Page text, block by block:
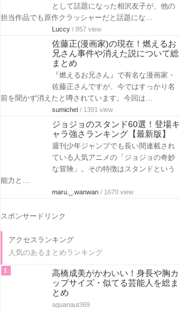
として話題になった相沢友子が、他の
担当作品でも原作クラッシャーだと話題にな…
Luccy / 857 view
佐藤正(漫画家)の現在！燃えるお
兄さん事件や消えた説について総
まとめ
『燃えるお兄さん』で有名な漫画家・
佐藤正さんですが、今ではすっかり名
前を聞かず消えたと噂されています。今回は…
sumichel / 1391 view
ジョジョのスタンド60選！登場キ
ャラ強さランキング【最新版】
週刊少年ジャンプでも長い間連載され
ている人気アニメの「ジョジョの奇妙
な冒険」。その特徴はスタンドという
能力と…
maru._.wanwan / 1670 view
スポンサードリンク
アクセスランキング
人気のあるまとめランキング
1
高橋成美がかわいい！身長や胸カ
ップサイズ・似てる芸能人を総ま
とめ
aquanaut369